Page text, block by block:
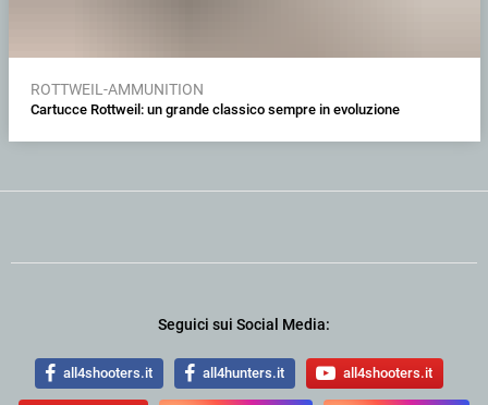
ROTTWEIL-AMMUNITION
Cartucce Rottweil: un grande classico sempre in evoluzione
Seguici sui Social Media:
all4shooters.it all4hunters.it all4shooters.it